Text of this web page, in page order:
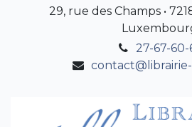
29, rue des Champs •
27-67-60-